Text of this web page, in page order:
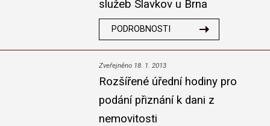
služeb Slavkov u Brna
PODROBNOSTI
Zveřejněno 18. 1. 2013
Rozšířené úřední hodiny pro
podání přiznání k dani z
nemovitosti